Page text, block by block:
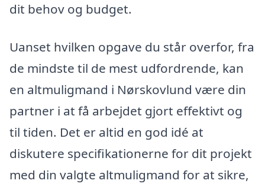
dit behov og budget.
Uanset hvilken opgave du står overfor, fra
de mindste til de mest udfordrende, kan
en altmuligmand i Nørskovlund være din
partner i at få arbejdet gjort effektivt og
til tiden. Det er altid en god idé at
diskutere specifikationerne for dit projekt
med din valgte altmuligmand for at sikre,